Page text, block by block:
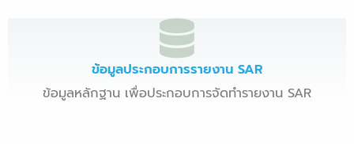
ข้อมูลประกอบการรายงาน SAR
ข้อมูลหลักฐาน เพื่อประกอบการจัดทำรายงาน SAR